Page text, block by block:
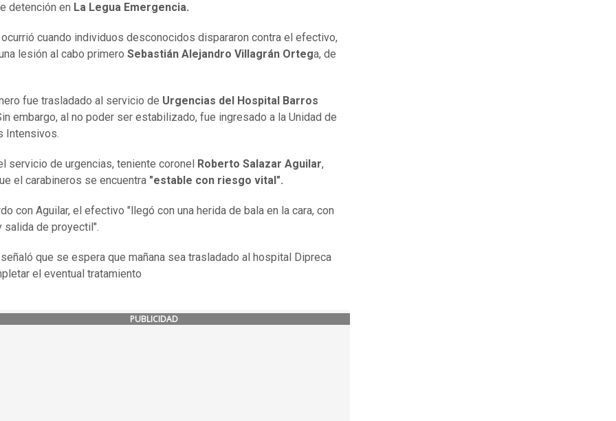
detención en La Legua Emergencia.
ocurrió cuando individuos desconocidos dispararon contra el efectivo,
lesión al cabo primero Sebastián Alejandro Villagrán Ortega, de
fue trasladado al servicio de Urgencias del Hospital Barros
embargo, al no poder ser estabilizado, fue ingresado a la Unidad de
Intensivos.
servicio de urgencias, teniente coronel Roberto Salazar Aguilar,
el carabineros se encuentra "estable con riesgo vital".
con Aguilar, el efectivo "llegó con una herida de bala en la cara, con
salida de proyectil".
que se espera que mañana sea trasladado al hospital Dipreca
el eventual tratamiento
PUBLICIDAD